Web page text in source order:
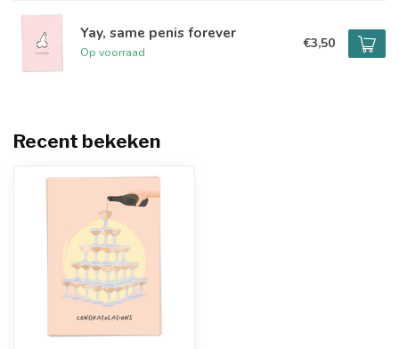
Yay, same penis forever
Op voorraad
€3,50
Recent bekeken